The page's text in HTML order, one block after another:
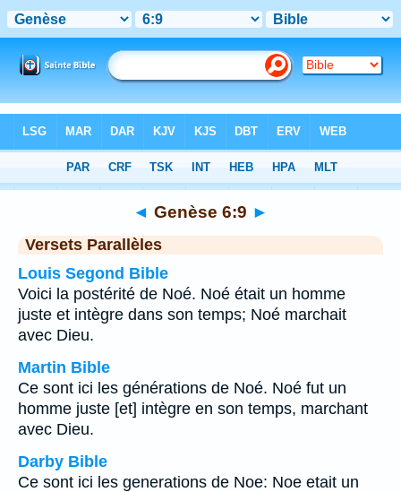
Chapitre 6> Verset 9
◄ Genèse 6:9 ►
Versets Parallèles
Louis Segond Bible
Voici la postérité de Noé. Noé était un homme
juste et intègre dans son temps; Noé marchait
avec Dieu.
Martin Bible
Ce sont ici les générations de Noé. Noé fut un
homme juste [et] intègre en son temps, marchant
avec Dieu.
Darby Bible
Ce sont ici les generations de Noe: Noe etait un